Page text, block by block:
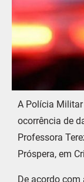
A Polícia
ocorrência de
Professora
Próspera, em
De acordo com